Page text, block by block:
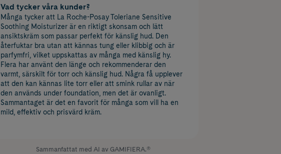
Vad tycker våra kunder?
Många tycker att La Roche-Posay Toleriane Sensitive
Soothing Moisturizer är en riktigt skonsam och lätt
ansiktskräm som passar perfekt för känslig hud. Den
återfuktar bra utan att kännas tung eller klibbig och är
parfymfri, vilket uppskattas av många med känslig hy.
Flera har använt den länge och rekommenderar den
varmt, särskilt för torr och känslig hud. Några få upplever
att den kan kännas lite torr eller att smink rullar av när
den används under foundation, men det är ovanligt.
Sammantaget är det en favorit för många som vill ha en
mild, effektiv och prisvärd kräm.
Sammanfattat med AI av GAMIFIERA.®